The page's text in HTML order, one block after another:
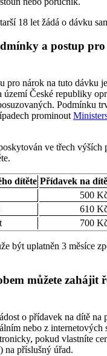
18 let žádá o dávku
a postup
pro nárok na tuto dávku
území České republiky
Podmínku
prominout
ve třech výších
dítěte Přídavek na
500
610
700
být uplatněn 3 měsíce
můžete zahájit
o přídavek na dítě na
nebo z internetových
pokud vlastníte
na příslušný úřad.